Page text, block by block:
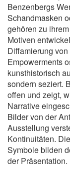
Benzenbergs
Schandmasken
gehören zu
Motiven
Diffamierung
Empowerments
kunsthistorisch
sondern seziert.
offen und zeigt,
Narrative
Bilder von der
Ausstellung
Kontinuitäten.
Symbole bilden
der Präsentation.